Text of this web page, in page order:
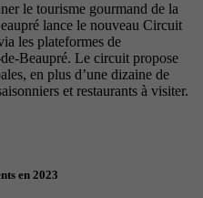
le tourisme gourmand de la
lance le nouveau Circuit
les plateformes de
Beaupré. Le circuit propose
en plus d’une dizaine de
et restaurants à visiter.
en 2023